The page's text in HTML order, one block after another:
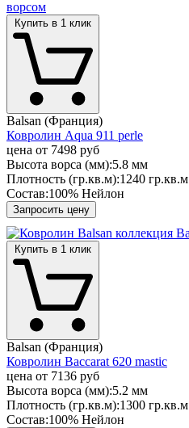
Купить в 1 клик
Balsan (Франция)
Ковролин Aqua 911 perle
цена от 7498 руб
Высота ворса (мм):5.8 мм
Плотность (гр.кв.м):1240 гр.кв.м
Состав:100% Нейлон
Запросить цену
Купить в 1 клик
Balsan (Франция)
Ковролин Baccarat 620 mastic
цена от 7136 руб
Высота ворса (мм):5.2 мм
Плотность (гр.кв.м):1300 гр.кв.м
Состав:100% Нейлон